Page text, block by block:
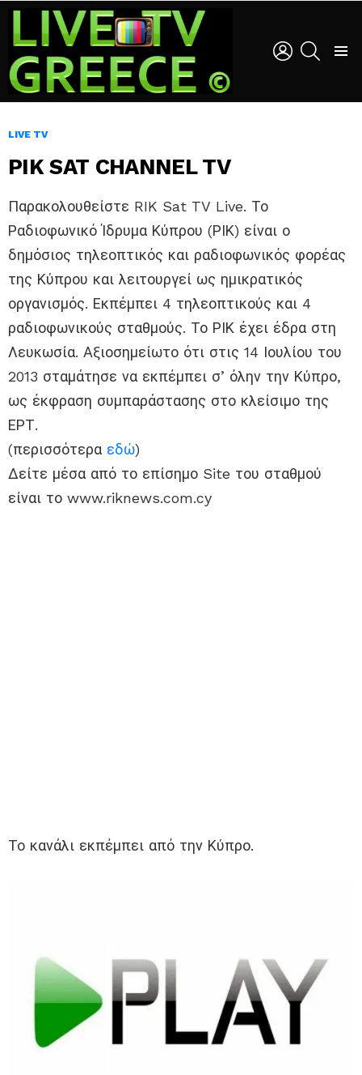
LOGIN
LIVE TV
PIK SAT CHANNEL TV
Παρακολουθείστε RIK Sat TV Live. Το
Ραδιοφωνικό Ίδρυμα Κύπρου (ΡΙΚ) είναι ο
δημόσιος τηλεοπτικός και ραδιοφωνικός φορέας
της Κύπρου και λειτουργεί ως ημικρατικός
οργανισμός. Εκπέμπει 4 τηλεοπτικούς και 4
ραδιοφωνικούς σταθμούς. Το ΡΙΚ έχει έδρα στη
Λευκωσία. Αξιοσημείωτο ότι στις 14 Ιουλίου του
2013 σταμάτησε να εκπέμπει σ’ όλην την Κύπρο,
ως έκφραση συμπαράστασης στο κλείσιμο της
ΕΡΤ.
(περισσότερα εδώ)
Δείτε μέσα από το επίσημο Site του σταθμού
είναι το www.riknews.com.cy
Το κανάλι εκπέμπει από την Κύπρο.